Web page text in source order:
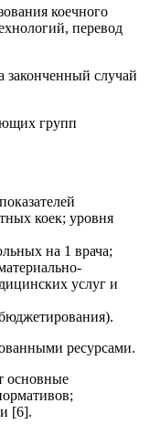
коечного
перевод
законченный случай
групп
коек; уровня
на 1 врача;
услуг и
ресурсами.
основные
[6].